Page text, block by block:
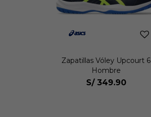
Zapatillas Vóley Upcourt 6
Hombre
S/ 349.90